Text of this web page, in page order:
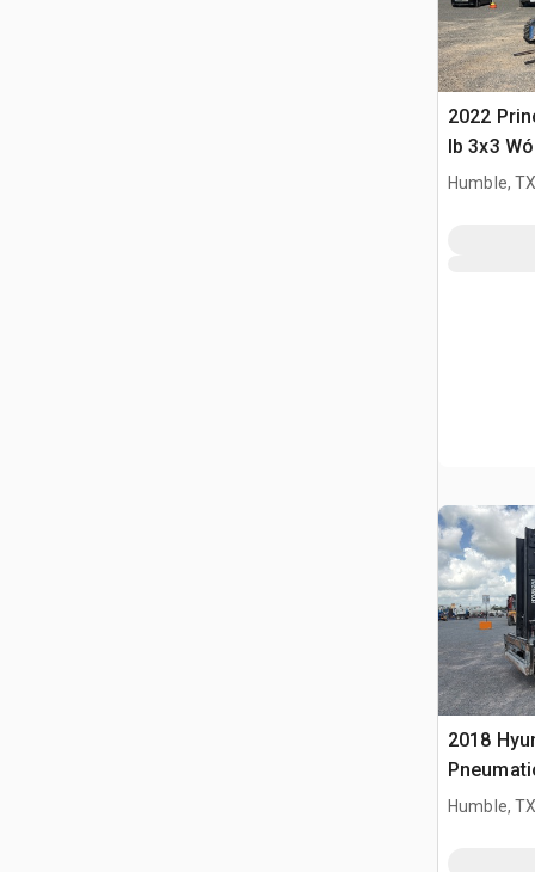
2022
lb 3x3
Humble,
2018
widłowy
Humble,